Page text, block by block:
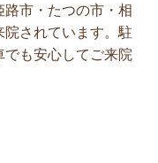
市・たつの市・相
されています。駐
でも安心してご来院